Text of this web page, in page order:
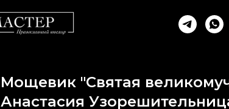
Мощевик "Святая
Анастасия